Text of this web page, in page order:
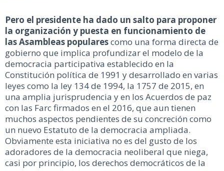
Pero el presidente ha dado un salto para proponer
la organización y puesta en funcionamiento de
las Asambleas popularescomo una forma directa de
gobierno que implica profundizar el modelo de la
democracia participativa establecido en la
Constitución política de 1991 y desarrollado en varias
leyes como la ley 134 de 1994, la 1757 de 2015, en
una amplia jurisprudencia y en los Acuerdos de paz
con las Farc firmados en el 2016, que aun tienen
muchos aspectos pendientes de su concreción como
un nuevo Estatuto de la democracia ampliada.
Obviamente esta iniciativa no es del gusto de los
adoradores de la democracia neoliberal que niega,
casi por principio, los derechos democráticos de la